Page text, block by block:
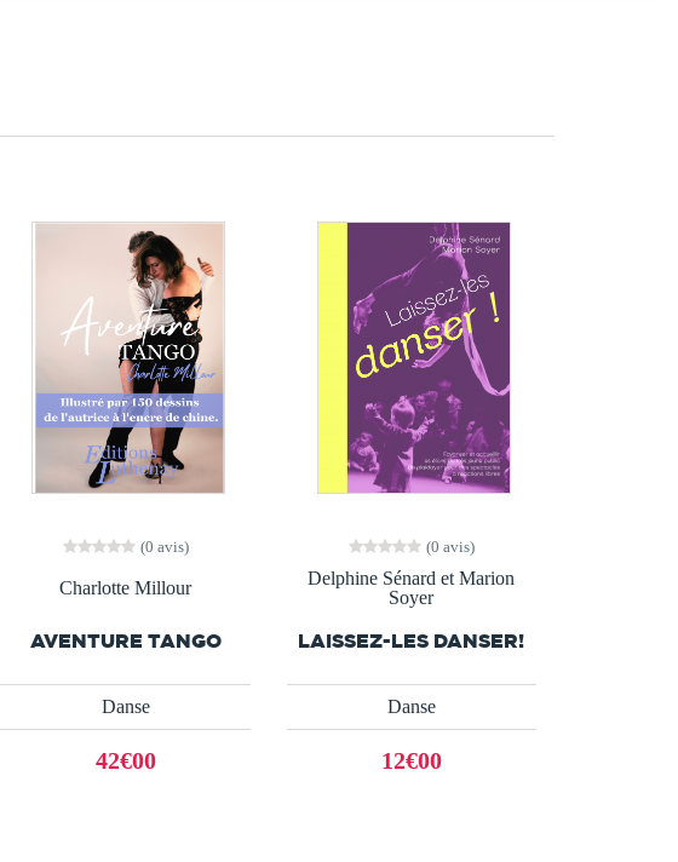
(0 avis)
Charlotte Millour
AVENTURE TANGO
Danse
42€00
(0 avis)
Delphine Sénard et Marion
Soyer
LAISSEZ-LES DANSER!
Danse
12€00